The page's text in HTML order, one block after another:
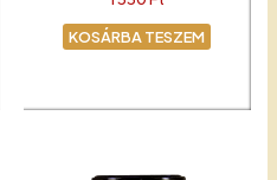
KOSÁRBA TESZEM